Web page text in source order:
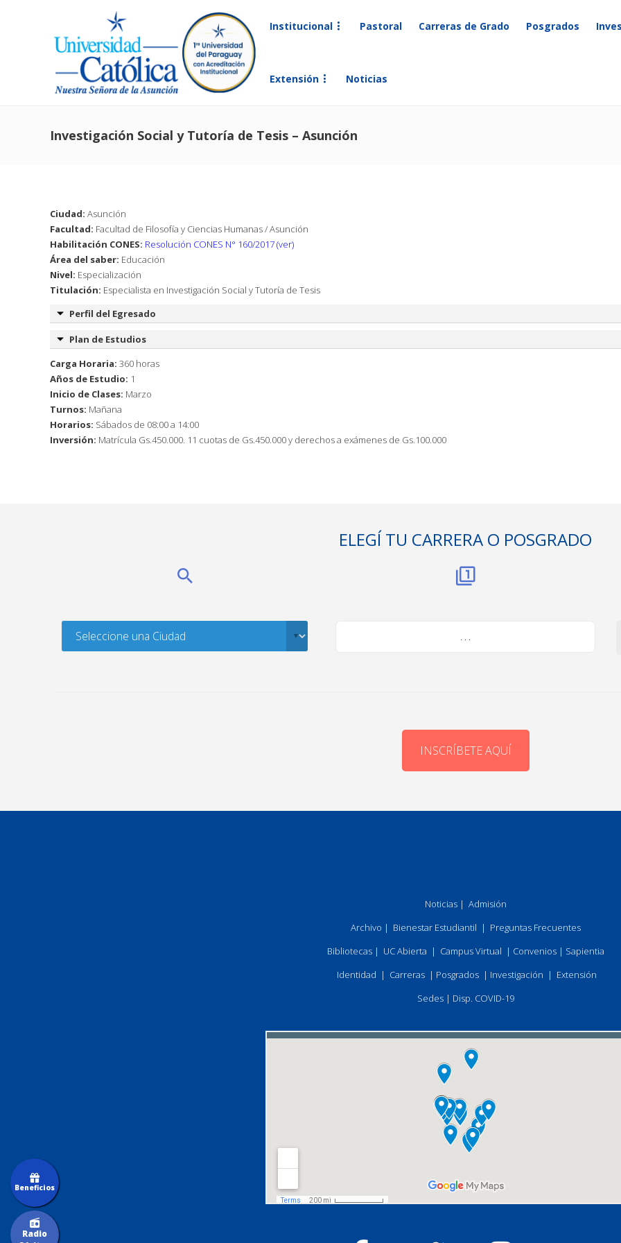
Institucional Pastoral Carreras de Grado Posgrados
Extensión Noticias
Investigación Social y Tutoría de Tesis – Asunción
Ciudad: Asunción
Facultad: Facultad de Filosofía y Ciencias Humanas / Asunción
Habilitación CONES: Resolución CONES N° 160/2017 (ver)
Área del saber: Educación
Nivel: Especialización
Titulación: Especialista en Investigación Social y Tutoría de Tesis
Perfil del Egresado
Plan de Estudios
Carga Horaria: 360 horas
Años de Estudio: 1
Inicio de Clases: Marzo
Turnos: Mañana
Horarios: Sábados de 08:00 a 14:00
Inversión: Matrícula Gs.450.000. 11 cuotas de Gs.450.000 y derechos a exámenes de Gs.100.000
ELEGÍ TU CARRERA O POSGRADO
. . .
INSCRÍBETE AQUÍ
Noticias| Admisión
Archivo | Bienestar Estudiantil | Preguntas Frecuentes
Bibliotecas| UC Abierta | Campus Virtual | Convenios| Sapientia
Identidad | Carreras| Posgrados| Investigación | Extensión
Sedes| Disp. COVID-19
Radio
Beneficios